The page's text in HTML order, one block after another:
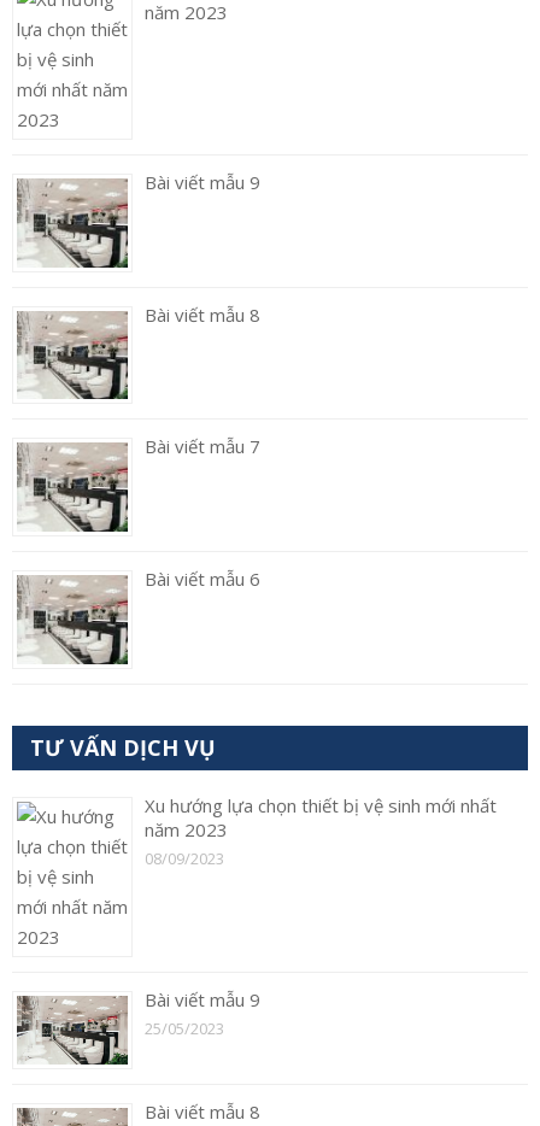
năm 2023
Bài viết mẫu 9
Bài viết mẫu 8
Bài viết mẫu 7
Bài viết mẫu 6
TƯ VẤN DỊCH VỤ
Xu hướng lựa chọn thiết bị vệ sinh mới nhất
năm 2023
08/09/2023
Bài viết mẫu 9
25/05/2023
Bài viết mẫu 8